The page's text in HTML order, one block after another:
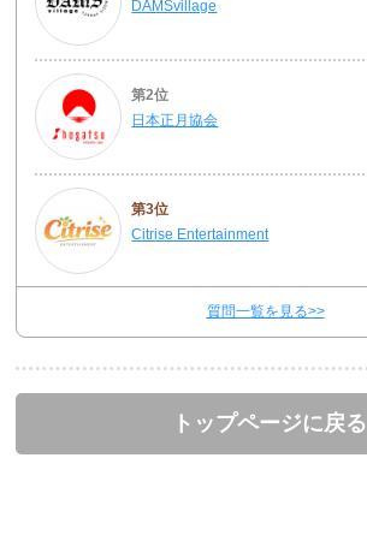
DAMSvillage
第2位
日本正月協会
第3位
Citrise Entertainment
質問一覧を見る>>
トップページに戻る